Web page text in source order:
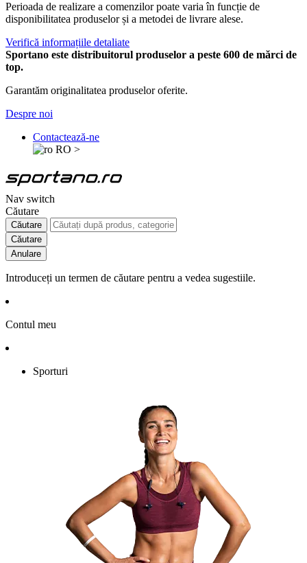
Perioada de realizare a comenzilor poate varia în funcție de
disponibilitatea produselor și a metodei de livrare alese.
Verifică informațiile detaliate
Sportano este distribuitorul produselor a peste 600 de mărci de
top.
Garantăm originalitatea produselor oferite.
Despre noi
Contactează-ne
RO >
Nav switch
Căutare
Căutare
Căutare
Anulare
Introduceți un termen de căutare pentru a vedea sugestiile.
Contul meu
Sporturi